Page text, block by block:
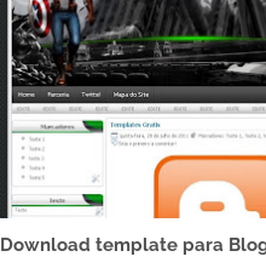
Download template para